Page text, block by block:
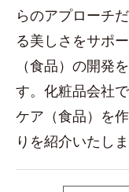
らのアプローチ
る美しさをサポ
（食品）の開発
す。化粧品会社
ケア（食品）を
りを紹介いたしま